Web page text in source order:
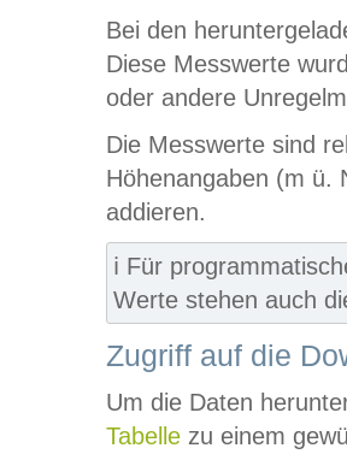
Bei den
Diese Messwerte
oder andere
Die Messwerte sind
Höhenangaben (m ü.
addieren.
ℹ️ Für
Werte stehen auch
Zugriff auf die
Um die Daten
Tabelle zu einem